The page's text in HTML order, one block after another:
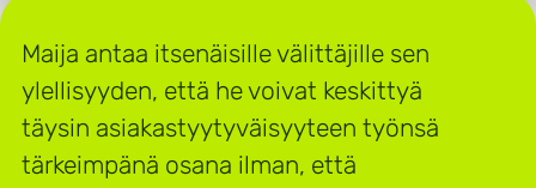
Maija antaa itsenäisille välittäjille sen
ylellisyyden, että he voivat keskittyä
täysin asiakastyytyväisyyteen työnsä
tärkeimpänä osana ilman, että